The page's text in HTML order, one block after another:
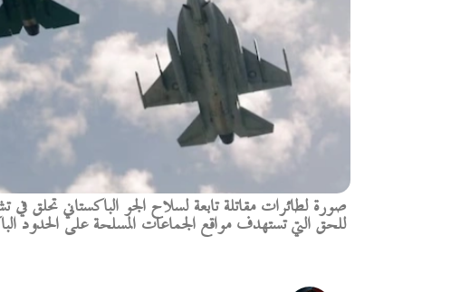
صورة لطائرات مقاتلة تابعة لسلاح الجو الباكستاني
للحق التي تستهدف مواقع الجماعات المسلحة على الحدود